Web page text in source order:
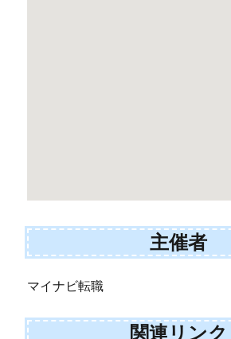
主催者
マイナビ転職
関連リンク